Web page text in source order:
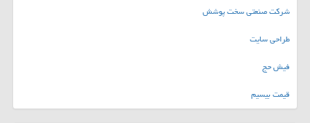
شرکت صنعتی سخت پوشش
طراحی سایت
فیش حج
قیمت بیسیم